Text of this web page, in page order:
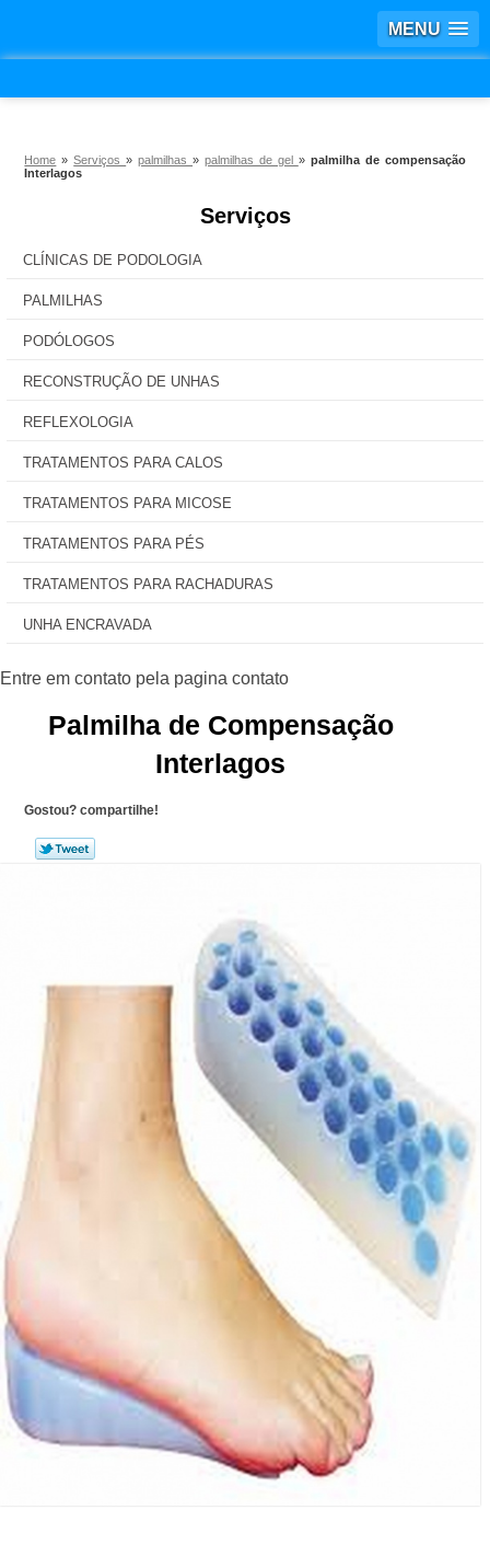
MENU
Home »Serviços»palmilhas»palmilhas de gel » palmilha de compensação
Interlagos
Serviços
CLÍNICAS DE PODOLOGIA
PALMILHAS
PODÓLOGOS
RECONSTRUÇÃO DE UNHAS
REFLEXOLOGIA
TRATAMENTOS PARA CALOS
TRATAMENTOS PARA MICOSE
TRATAMENTOS PARA PÉS
TRATAMENTOS PARA RACHADURAS
UNHA ENCRAVADA
Palmilha de Compensação
Interlagos
Gostou? compartilhe!